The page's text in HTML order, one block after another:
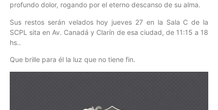
profundo dolor, rogando por el eterno descanso de su alma.
Sus restos serán velados hoy jueves 27 en la Sala C de la
SCPL sita en Av. Canadá y Clarín de esa ciudad, de 11:15 a 18
hs..
Que brille para él la luz que no tiene fin.